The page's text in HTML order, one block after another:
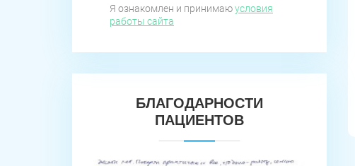
Я ознакомлен и принимаюусловия
работы сайта
БЛАГОДАРНОСТИ
ПАЦИЕНТОВ